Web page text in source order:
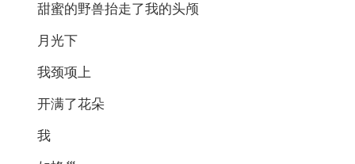
甜蜜的野兽抬走了我的头颅
月光下
我颈项上
开满了花朵
我